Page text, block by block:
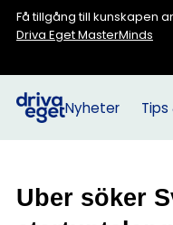
Få tillgång till kunskapen
Driva Eget MasterMinds
Nyheter
Uber söker